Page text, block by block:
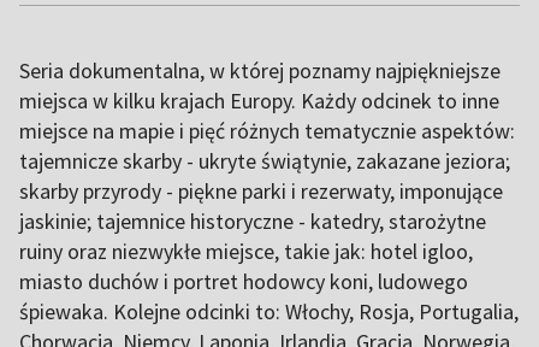
Seria dokumentalna, w której poznamy najpiękniejsze
miejsca w kilku krajach Europy. Każdy odcinek to inne
miejsce na mapie i pięć różnych tematycznie aspektów:
tajemnicze skarby - ukryte świątynie, zakazane jeziora;
skarby przyrody - piękne parki i rezerwaty, imponujące
jaskinie; tajemnice historyczne - katedry, starożytne
ruiny oraz niezwykłe miejsce, takie jak: hotel igloo,
miasto duchów i portret hodowcy koni, ludowego
śpiewaka. Kolejne odcinki to: Włochy, Rosja, Portugalia,
Chorwacja, Niemcy, Laponia, Irlandia, Gracja, Norwegia,